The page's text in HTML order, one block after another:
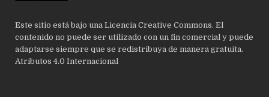
Este sitio está bajo una Licencia Creative Commons. El
contenido no puede ser utilizado con un fin comercial y puede
adaptarse siempre que se redistribuya de manera gratuita.
Atributos 4.0 Internacional